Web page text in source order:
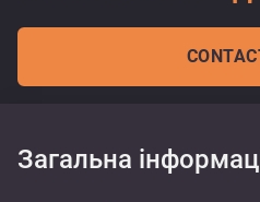
Загальна